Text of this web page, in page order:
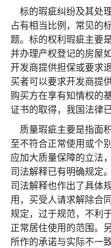
标的瑕疵纠纷及其处
占有相当比例，常见的
题。标的权利瑕疵主要
并办理产权登记的房屋
开发商提供担保或要求
买者可以要求开发商提
购买方在享有知情权的
证书的取得，我国法律
质量瑕疵主要是指面
至不符合正常使用或个
应加大质量保障的立法
司法解释已有明确规定
司法解释也作出了具体
用，买受人请求解除合
规定，过于规范，不利
正常居住使用的范围。
所作的承诺与实际不一